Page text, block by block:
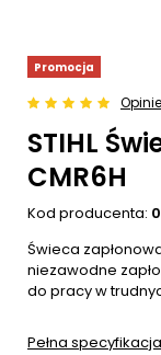
Promocja
STIHL
CMR6H
Kod producenta:
Świeca
niezawodne
do pracy w
Pełna specyfikacja